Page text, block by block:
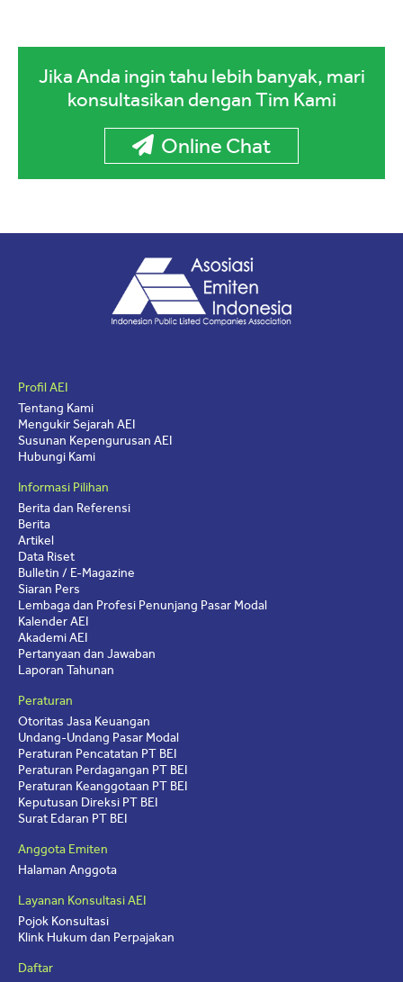
Jika Anda ingin tahu lebih banyak, mari
konsultasikan dengan Tim Kami
Online Chat
Profil AEI
Tentang Kami
Mengukir Sejarah AEI
Susunan Kepengurusan AEI
Hubungi Kami
Informasi Pilihan
Berita dan Referensi
Berita
Artikel
Data Riset
Bulletin / E-Magazine
Siaran Pers
Lembaga dan Profesi Penunjang Pasar Modal
Kalender AEI
Akademi AEI
Pertanyaan dan Jawaban
Laporan Tahunan
Peraturan
Otoritas Jasa Keuangan
Undang-Undang Pasar Modal
Peraturan Pencatatan PT BEI
Peraturan Perdagangan PT BEI
Peraturan Keanggotaan PT BEI
Keputusan Direksi PT BEI
Surat Edaran PT BEI
Anggota Emiten
Halaman Anggota
Layanan Konsultasi AEI
Pojok Konsultasi
Klink Hukum dan Perpajakan
Daftar